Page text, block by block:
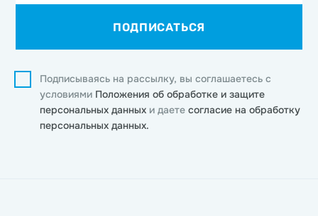
ПОДПИСАТЬСЯ
Подписываясь на рассылку, вы соглашаетесь с
условиями Положения об обработке и защите
персональных данных и даете согласие на обработку
персональных данных.